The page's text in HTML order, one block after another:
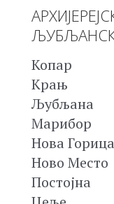
Копар
Крањ
Љубљана
Марибор
Нова Горица
Ново Место
Постојна